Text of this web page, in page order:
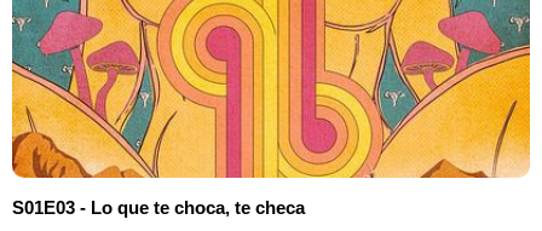
S01E03 - Lo que te choca, te checa